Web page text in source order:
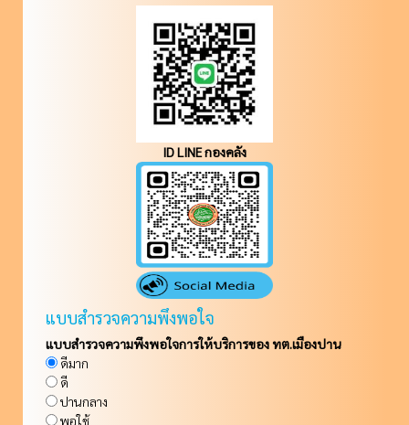
ID LINE กองคลัง
แบบสำรวจความพึงพอใจ
แบบสำรวจความพึงพอใจการให้บริการของ ทต.เมืองปาน
ดีมาก
ดี
ปานกลาง
พอใช้